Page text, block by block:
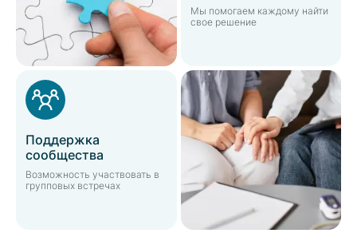
Мы помогаем каждому найти
свое решение
Поддержка
сообщества
Возможность участвовать в
групповых встречах